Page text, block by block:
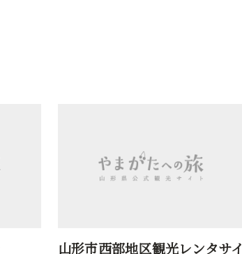
山形市西部地区観光レンタサイ